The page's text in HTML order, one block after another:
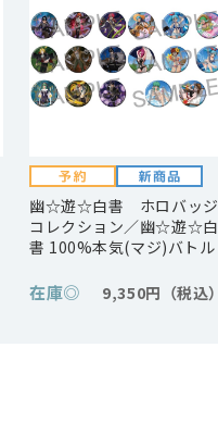
幽☆遊☆白書 ホロバッジ
コレクション／幽☆遊☆白
書 100%本気(マジ)バトル
在庫◎ 9,350円